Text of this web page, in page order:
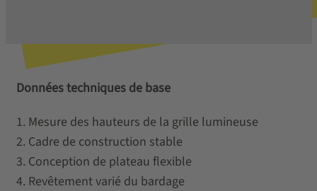
Données techniques de base
1. Mesure des hauteurs de la grille lumineuse
2. Cadre de construction stable
3. Conception de plateau flexible
4. Revêtement varié du bardage